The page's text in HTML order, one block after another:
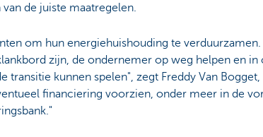
de juiste maatregelen.
om hun energiehuishouding te
zijn, de ondernemer op weg helpen en
transitie kunnen spelen", zegt Freddy Van
financiering voorzien, onder meer in de